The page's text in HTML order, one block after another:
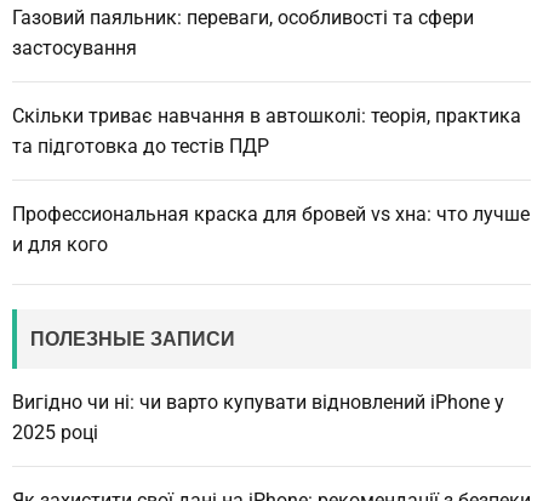
Газовий паяльник: переваги, особливості та сфери
застосування
Скільки триває навчання в автошколі: теорія, практика
та підготовка до тестів ПДР
Профессиональная краска для бровей vs хна: что лучше
и для кого
ПОЛЕЗНЫЕ ЗАПИСИ
Вигідно чи ні: чи варто купувати відновлений iPhone у
2025 році